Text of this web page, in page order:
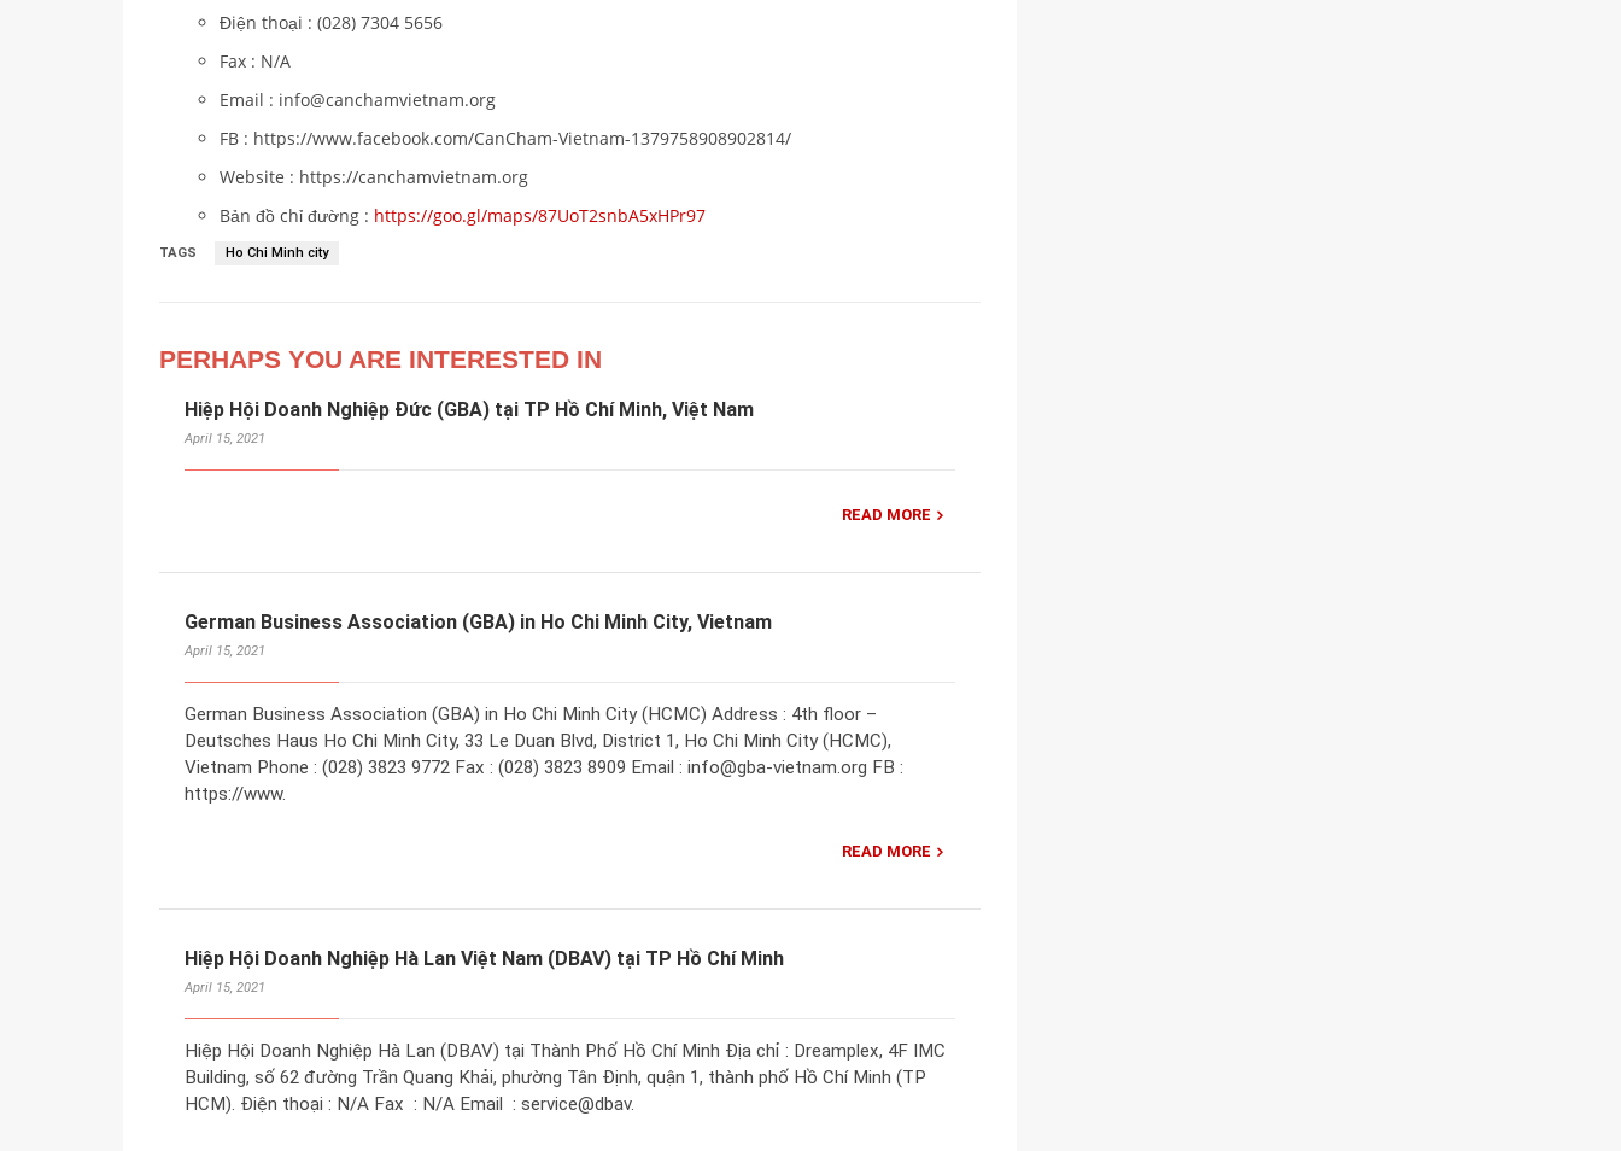
Điện thoại : (028) 7304 5656
Fax : N/A
Email : info@canchamvietnam.org
FB : https://www.facebook.com/CanCham-Vietnam-1379758908902814/
Website : https://canchamvietnam.org
Bản đồ chỉ đường : https://goo.gl/maps/87UoT2snbA5xHPr97
TAGS Ho Chi Minh city
PERHAPS YOU ARE INTERESTED IN
Hiệp Hội Doanh Nghiệp Đức (GBA) tại TP Hồ Chí Minh, Việt Nam
April 15, 2021
READ MORE
German Business Association (GBA) in Ho Chi Minh City, Vietnam
April 15, 2021
German Business Association (GBA) in Ho Chi Minh City (HCMC) Address : 4th floor –
Deutsches Haus Ho Chi Minh City, 33 Le Duan Blvd, District 1, Ho Chi Minh City (HCMC),
Vietnam Phone : (028) 3823 9772 Fax : (028) 3823 8909 Email : info@gba-vietnam.org FB :
https://www.
READ MORE
Hiệp Hội Doanh Nghiệp Hà Lan Việt Nam (DBAV) tại TP Hồ Chí Minh
April 15, 2021
Hiệp Hội Doanh Nghiệp Hà Lan (DBAV) tại Thành Phố Hồ Chí Minh Địa chỉ : Dreamplex, 4F IMC
Building, số 62 đường Trần Quang Khải, phường Tân Định, quận 1, thành phố Hồ Chí Minh (TP
HCM). Điện thoại : N/A Fax : N/A Email : service@dbav.